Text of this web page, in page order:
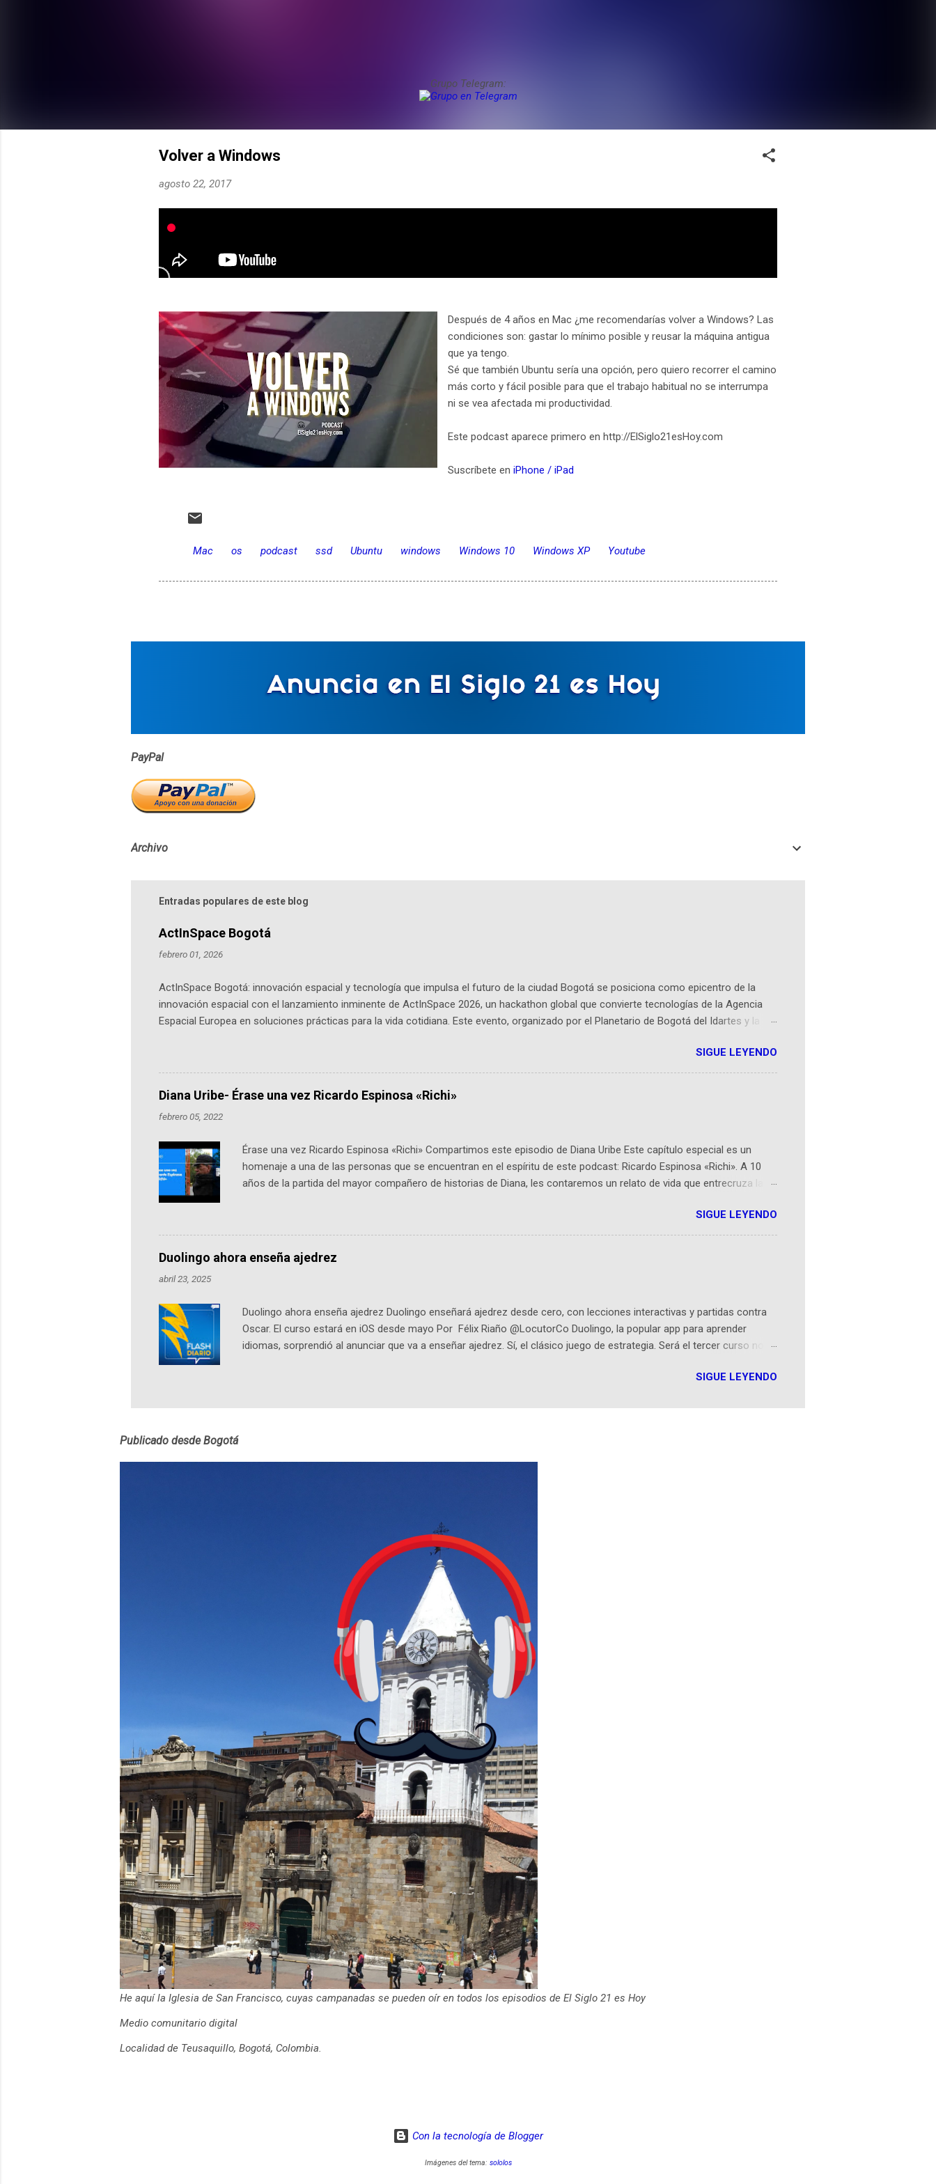
Grupo Telegram:
Volver a Windows
agosto 22, 2017
Después de 4 años en Mac ¿me recomendarías volver a Windows? Las
condiciones son: gastar lo mínimo posible y reusar la máquina antigua
que ya tengo.
Sé que también Ubuntu sería una opción, pero quiero recorrer el camino
más corto y fácil posible para que el trabajo habitual no se interrumpa
ni se vea afectada mi productividad.
Este podcast aparece primero en http://ElSiglo21esHoy.com
Suscríbete en iPhone / iPad
Mac os podcast ssd Ubuntu windows Windows 10 Windows XP Youtube
PayPal
Archivo
Entradas populares de este blog
ActInSpace Bogotá
febrero 01, 2026
ActInSpace Bogotá: innovación espacial y tecnología que impulsa el futuro de la ciudad Bogotá se posiciona como epicentro de la
innovación espacial con el lanzamiento inminente de ActInSpace 2026, un hackathon global que convierte tecnologías de la Agencia
Espacial Europea en soluciones prácticas para la vida cotidiana. Este evento, organizado por el Planetario de Bogotá del Idartes y la
emprendedores y estudiantes. Qué es ActInSpace y por qué importa en Bogotá ActInSpace es una competencia mundial que opera en
más de 60 ciudades, donde participantes tienen 24 horas para idear startups basadas en tecnologías espaciales como satélites y
datos orbitales. En Bogotá, arranca con un evento gratuito el 30 de enero a las 10:00 a. m. en el Planetario (calle 26B #5-93), in...
SIGUE LEYENDO
Diana Uribe- Érase una vez Ricardo Espinosa «Richi»
febrero 05, 2022
Érase una vez Ricardo Espinosa «Richi» Compartimos este episodio de Diana Uribe Este capítulo especial es un
homenaje a una de las personas que se encuentran en el espíritu de este podcast: Ricardo Espinosa «Richi». A 10
años de la partida del mayor compañero de historias de Diana, les contaremos un relato de vida que entrecruza la
podcast, de dónde viene "la fuerza poderosa", del relato viviente que encarna una joven librera de Barichara y de
nuestro protagonista: un personaje de gabán y sombrero que parecía sacado directamente de una novela de espías
Notas del episodio: -La colección Ricardo Espinosa: los cómics, las novelas y los libros reunidos por Richi hoy se
pueden consultar en la Biblioteca Luis Ángel Arango ¡Síguenos en nuestras Redes Sociales! Facebook:
SIGUE LEYENDO
Duolingo ahora enseña ajedrez
abril 23, 2025
Duolingo ahora enseña ajedrez Duolingo enseñará ajedrez desde cero, con lecciones interactivas y partidas contra
Oscar. El curso estará en iOS desde mayo Por Félix Riaño @LocutorCo Duolingo, la popular app para aprender
idiomas, sorprendió al anunciar que va a enseñar ajedrez. Sí, el clásico juego de estrategia. Será el tercer curso no
estará disponible primero en inglés. Los usuarios aprenderán desde lo más básico, como mover un alfil, hasta jugar
personajes simpáticos y ayudas visuales. ¿Será posible que una app que antes nos enseñó francés, ahora nos
SIGUE LEYENDO
Publicado desde Bogotá
He aquí la Iglesia de San Francisco, cuyas campanadas se pueden oír en todos los episodios de El Siglo 21 es Hoy
Medio comunitario digital
Localidad de Teusaquillo, Bogotá, Colombia.
Con la tecnología de Blogger
Imágenes del tema: sololos